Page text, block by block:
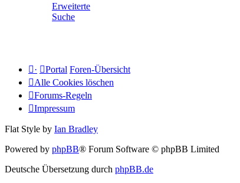
Erweiterte
Suche
· Portal Foren-Übersicht
Alle Cookies löschen
Forums-Regeln
Impressum
Flat Style by Ian Bradley
Powered by phpBB® Forum Software © phpBB Limited
Deutsche Übersetzung durch phpBB.de